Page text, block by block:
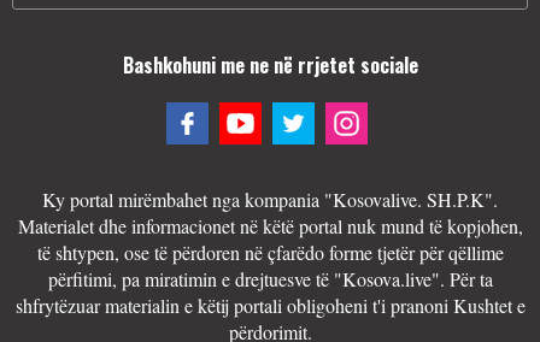
Bashkohuni me ne në rrjetet sociale
Ky portal mirëmbahet nga kompania "Kosovalive. SH.P.K".
Materialet dhe informacionet në këtë portal nuk mund të kopjohen,
të shtypen, ose të përdoren në çfarëdo forme tjetër për qëllime
përfitimi, pa miratimin e drejtuesve të "Kosova.live". Për ta
shfrytëzuar materialin e këtij portali obligoheni t'i pranoni Kushtet e
përdorimit.